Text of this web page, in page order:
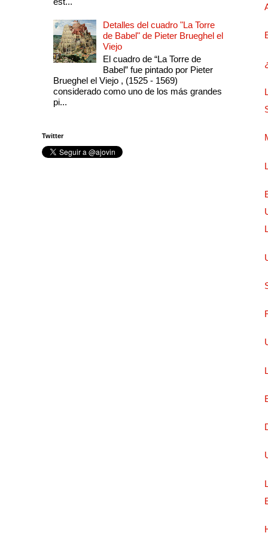
Detalles del cuadro "La Torre
de Babel" de Pieter Brueghel el
Viejo
El cuadro de “La Torre de
Babel” fue pintado por Pieter
Brueghel el Viejo , (1525 - 1569)
considerado como uno de los más grandes
pi...
Twitter